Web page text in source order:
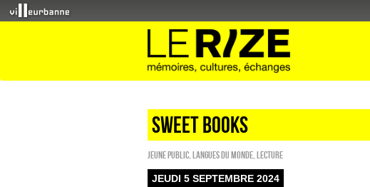
sweet books
Jeune public Langues du monde Lecture
JEUDI 5 SEPTEMBRE 2024